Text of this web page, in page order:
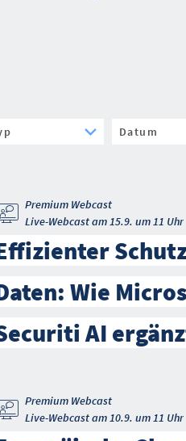
Premium Webcast
Live-Webcast am 15.9. um 11 Uhr
Wie
AI
Premium Webcast
Live-Webcast am 10.9. um 11 Uhr